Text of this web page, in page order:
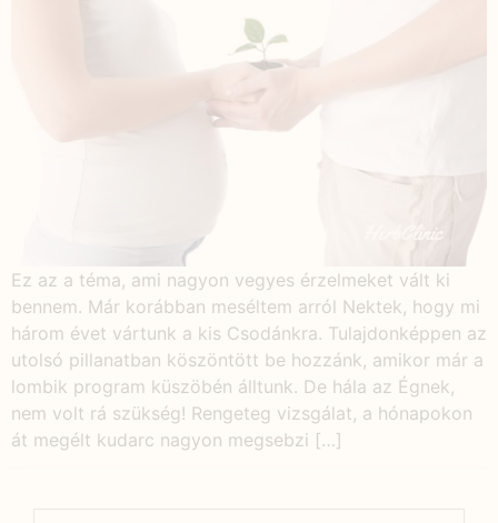
Ez az a téma, ami nagyon vegyes érzelmeket vált ki
bennem. Már korábban meséltem arról Nektek, hogy mi
három évet vártunk a kis Csodánkra. Tulajdonképpen az
utolsó pillanatban köszöntött be hozzánk, amikor már a
lombik program küszöbén álltunk. De hála az Égnek,
nem volt rá szükség! Rengeteg vizsgálat, a hónapokon
át megélt kudarc nagyon megsebzi […]